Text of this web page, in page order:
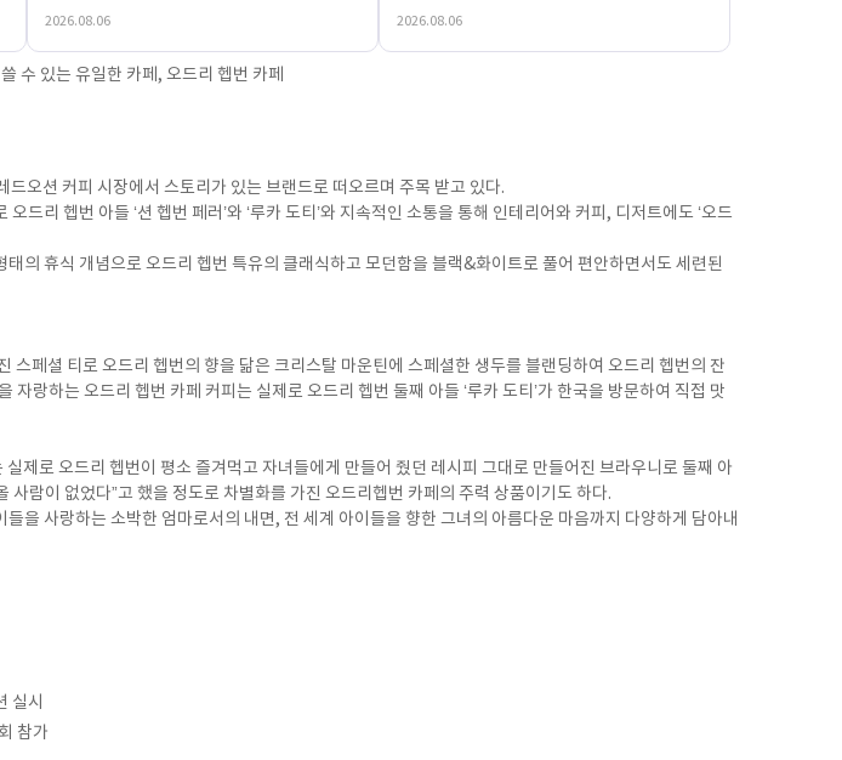
'황학동온라인'
2026.08.06 2026.08.06
수 있는 유일한 카페, 오드리 헵번 카페
드오션 커피 시장에서 스토리가 있는 브랜드로 떠오르며 주목 받고 있다.
리 헵번 아들 ‘션 헵번 페러’와 ‘루카 도티’와 지속적인 소통을 통해 인테리어와 커피, 디저트에도 ‘오드
의 휴식 개념으로 오드리 헵번 특유의 클래식하고 모던함을 블랙&화이트로 풀어 편안하면서도 세련된
스페셜 티로 오드리 헵번의 향을 닮은 크리스탈 마운틴에 스페셜한 생두를 블랜딩하여 오드리 헵번의 잔
랑하는 오드리 헵번 카페 커피는 실제로 오드리 헵번 둘째 아들 ‘루카 도티’가 한국을 방문하여 직접 맛
제로 오드리 헵번이 평소 즐겨먹고 자녀들에게 만들어 줬던 레시피 그대로 만들어진 브라우니로 둘째 아
사람이 없었다”고 했을 정도로 차별화를 가진 오드리헵번 카페의 주력 상품이기도 하다.
을 사랑하는 소박한 엄마로서의 내면, 전 세계 아이들을 향한 그녀의 아름다운 마음까지 다양하게 담아내
실시
참가